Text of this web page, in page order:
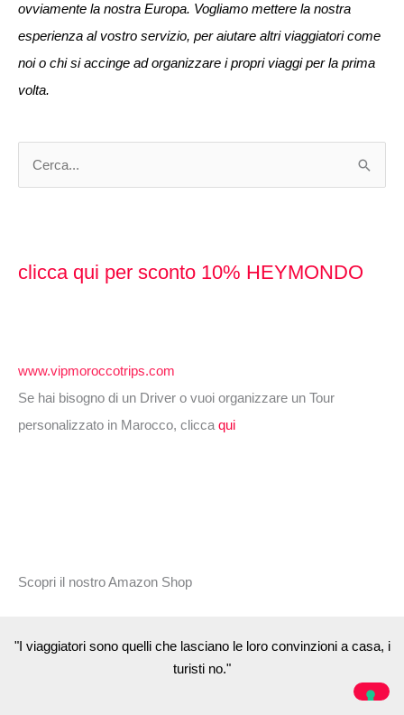
ovviamente la nostra Europa. Vogliamo mettere la nostra
esperienza al vostro servizio, per aiutare altri viaggiatori come
noi o chi si accinge ad organizzare i propri viaggi per la prima
volta.
a
clicca qui per sconto 10% HEYMONDO
www.vipmoroccotrips.com
Se hai bisogno di un Driver o vuoi organizzare un Tour
personalizzato in Marocco, clicca qui
Scopri il nostro Amazon Shop
"I viaggiatori sono quelli che lasciano le loro convinzioni a casa, i
turisti no."